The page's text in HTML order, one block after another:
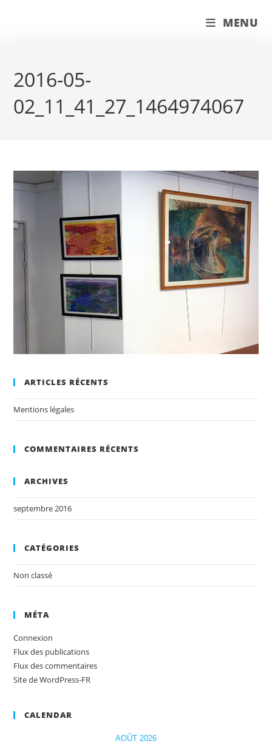
MENU
2016-05-
02_11_41_27_1464974067
ARTICLES RÉCENTS
Mentions légales
COMMENTAIRES RÉCENTS
ARCHIVES
septembre 2016
CATÉGORIES
Non classé
MÉTA
Connexion
Flux des publications
Flux des commentaires
Site de WordPress-FR
CALENDAR
AOÛT 2026